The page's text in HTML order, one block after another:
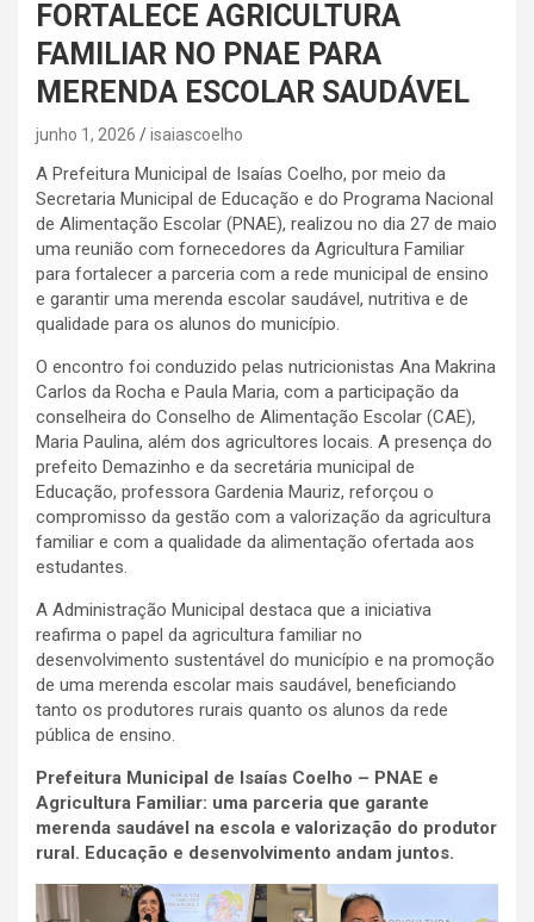
FORTALECE AGRICULTURA
FAMILIAR NO PNAE PARA
MERENDA ESCOLAR SAUDÁVEL
junho 1, 2026 isaiascoelho
A Prefeitura Municipal de Isaías Coelho, por meio da
Secretaria Municipal de Educação e do Programa Nacional
de Alimentação Escolar (PNAE), realizou no dia 27 de maio
uma reunião com fornecedores da Agricultura Familiar
para fortalecer a parceria com a rede municipal de ensino
e garantir uma merenda escolar saudável, nutritiva e de
qualidade para os alunos do município.
O encontro foi conduzido pelas nutricionistas Ana Makrina
Carlos da Rocha e Paula Maria, com a participação da
conselheira do Conselho de Alimentação Escolar (CAE),
Maria Paulina, além dos agricultores locais. A presença do
prefeito Demazinho e da secretária municipal de
Educação, professora Gardenia Mauriz, reforçou o
compromisso da gestão com a valorização da agricultura
familiar e com a qualidade da alimentação ofertada aos
estudantes.
A Administração Municipal destaca que a iniciativa
reafirma o papel da agricultura familiar no
desenvolvimento sustentável do município e na promoção
de uma merenda escolar mais saudável, beneficiando
tanto os produtores rurais quanto os alunos da rede
pública de ensino.
Prefeitura Municipal de Isaías Coelho – PNAE e
Agricultura Familiar: uma parceria que garante
merenda saudável na escola e valorização do produtor
rural. Educação e desenvolvimento andam juntos.